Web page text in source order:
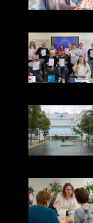
Lees meer
Lees meer
Lees meer